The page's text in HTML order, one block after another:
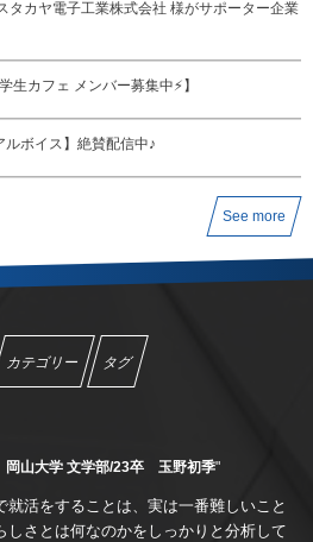
タカヤ電子工業株式会社 様がサポーター企業
生カフェ メンバー募集中⚡️】
ルボイス】絶賛配信中♪
See more
カテゴリー タグ
岡山大学 文学部/23卒 玉野初季"
活をすることは、実は一番難しいこと
しさとは何なのかをしっかりと分析して